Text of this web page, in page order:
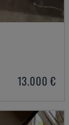
13.000 €